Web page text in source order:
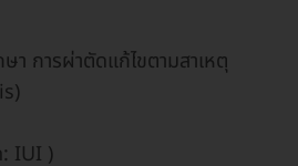
า การผ่าตัดแก้ไขตามสาเหตุ
IUI )